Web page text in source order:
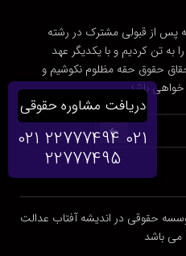
پس از قبولی مشترک در رشته
تن کردیم و با یکدیگر عهد
حقوق حقه مظلوم نکوشیم و
خواهی باشد.
حقوقی در اندیشه آفتاب عدالت
باشد
دریافت مشاوره حقوقی
021 22777494 021
22777495